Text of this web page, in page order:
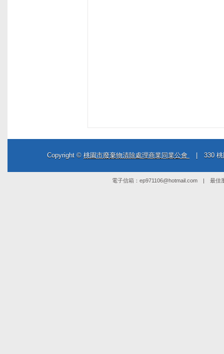
Copyright © 桃園市廢棄物清除處理商業同業公會 | 330 桃
電子信箱： ep971106@hotmail.com| 最佳瀏